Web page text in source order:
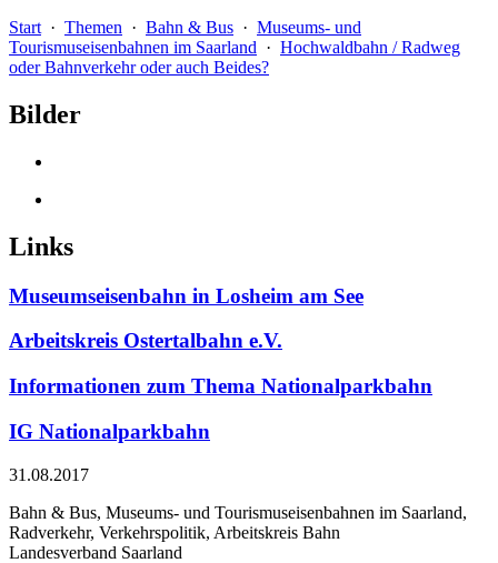
Start · Themen · Bahn & Bus · Museums- und
Tourismuseisenbahnen im Saarland · Hochwaldbahn / Radweg
oder Bahnverkehr oder auch Beides?
Bilder
Links
Museumseisenbahn in Losheim am See
Arbeitskreis Ostertalbahn e.V.
Informationen zum Thema Nationalparkbahn
IG Nationalparkbahn
31.08.2017
Bahn & Bus, Museums- und Tourismuseisenbahnen im Saarland,
Radverkehr, Verkehrspolitik, Arbeitskreis Bahn
Landesverband Saarland